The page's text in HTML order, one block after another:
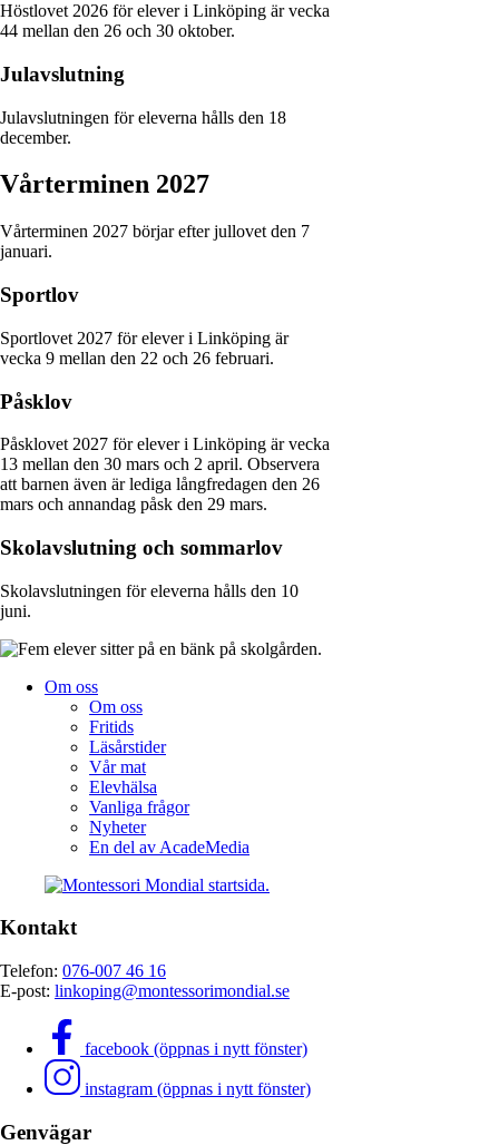
Höstlovet 2026 för elever i Linköping är vecka
44 mellan den 26 och 30 oktober.
Julavslutning
Julavslutningen för eleverna hålls den 18
december.
Vårterminen 2027
Vårterminen 2027 börjar efter jullovet den 7
januari.
Sportlov
Sportlovet 2027 för elever i Linköping är
vecka 9 mellan den 22 och 26 februari.
Påsklov
Påsklovet 2027 för elever i Linköping är vecka
13 mellan den 30 mars och 2 april. Observera
att barnen även är lediga långfredagen den 26
mars och annandag påsk den 29 mars.
Skolavslutning och sommarlov
Skolavslutningen för eleverna hålls den 10
juni.
Om oss
Om oss
Fritids
Läsårstider
Vår mat
Elevhälsa
Vanliga frågor
Nyheter
En del av AcadeMedia
Kontakt
Telefon: 076-007 46 16
E-post: linkoping@montessorimondial.se
facebook (öppnas i nytt fönster)
instagram (öppnas i nytt fönster)
Genvägar